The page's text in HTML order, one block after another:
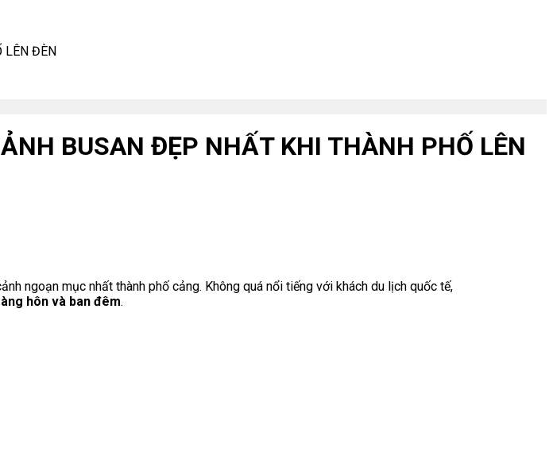
LÊN ĐÈN
BUSAN ĐẸP NHẤT KHI THÀNH PHỐ LÊN
ngoạn mục nhất thành phố cảng. Không quá nổi tiếng với khách du lịch quốc tế,
hôn và ban đêm.